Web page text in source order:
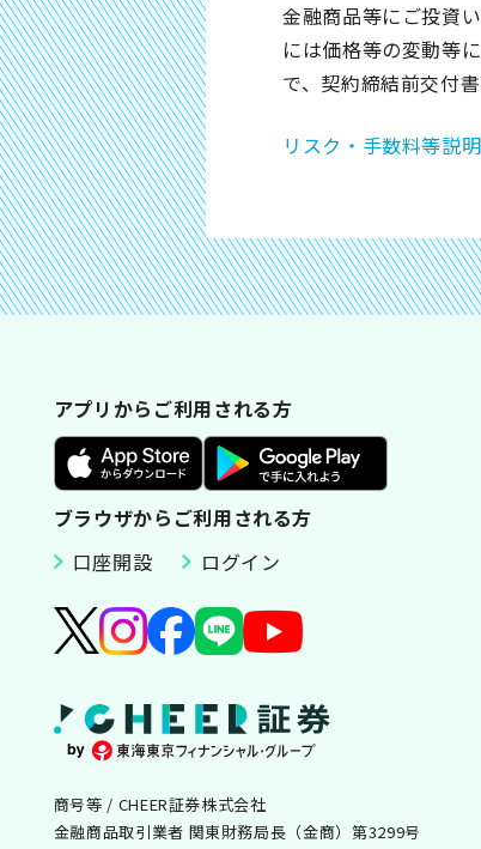
金融商品等にご投資
には価格等の変動等
で、契約締結前交付
リスク・手数料等説
アプリからご利用される方
ブラウザからご利用される方
口座開設
ログイン
商号等 / CHEER証券株式会社
金融商品取引業者 関東財務局長（金商）第3299号